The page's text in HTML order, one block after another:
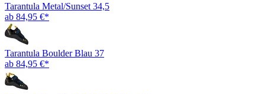
Tarantula Metal/Sunset 34,5
ab 84,95 €*
Tarantula Boulder Blau 37
ab 84,95 €*